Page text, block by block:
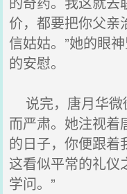
价，都要把你父亲
信姑姑。”她的眼
的安慰。
说完，唐月华微
而严肃。她注视着
的日子，你便跟着
这看似平常的礼仪
学问。”